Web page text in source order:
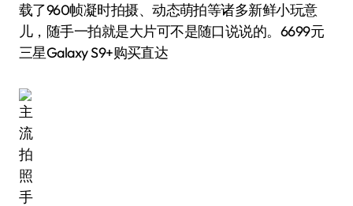
载了960帧凝时拍摄、动态萌拍等诸多新鲜小玩意
儿，随手一拍就是大片可不是随口说说的。6699元
三星Galaxy S9+购买直达